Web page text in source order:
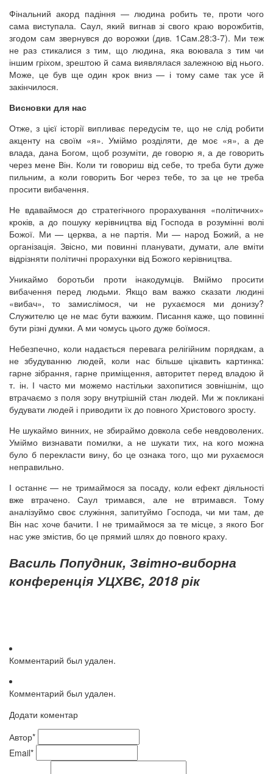
Фінальний акорд падіння — людина робить те, проти чого
сама виступала. Саул, який вигнав зі свого краю ворожбитів,
згодом сам звернувся до ворожки (див. 1Сам.28:3-7). Ми теж
не раз стикалися з тим, що людина, яка воювала з тим чи
іншим гріхом, зрештою й сама виявлялася залежною від нього.
Може, це був ще один крок вниз — і тому саме так усе й
закінчилося.
Висновки для нас
Отже, з цієї історії випливає передусім те, що не слід робити
акценту на своїм «я». Уміймо розділяти, де моє «я», а де
влада, дана Богом, щоб розуміти, де говорю я, а де говорить
через мене Він. Коли ти говориш від себе, то треба бути дуже
пильним, а коли говорить Бог через тебе, то за це не треба
просити вибачення.
Не вдаваймося до стратегічного прорахування «політичних»
кроків, а до пошуку керівництва від Господа в розумінні волі
Божої. Ми — церква, а не партія. Ми — народ Божий, а не
організація. Звісно, ми повинні планувати, думати, але вміти
відрізняти політичні прорахунки від Божого керівництва.
Уникаймо боротьби проти інакодумців. Вміймо просити
вибачення перед людьми. Якщо вам важко сказати людині
«вибач», то замислімося, чи не рухаємося ми донизу?
Служителю це не має бути важким. Писання каже, що повинні
бути різні думки. А ми чомусь цього дуже боїмося.
Небезпечно, коли надається перевага релігійним порядкам, а
не збудуванню людей, коли нас більше цікавить картинка:
гарне зібрання, гарне приміщення, авторитет перед владою й
т. ін. І часто ми можемо настільки захопитися зовнішнім, що
втрачаємо з поля зору внутрішній стан людей. Ми ж покликані
будувати людей і приводити їх до повного Христового зросту.
Не шукаймо винних, не збираймо довкола себе невдоволених.
Уміймо визнавати помилки, а не шукати тих, на кого можна
було б перекласти вину, бо це ознака того, що ми рухаємося
неправильно.
І останнє — не тримаймося за посаду, коли ефект діяльності
вже втрачено. Саул тримався, але не втримався. Тому
аналізуймо своє служіння, запитуймо Господа, чи ми там, де
Він нас хоче бачити. І не тримаймося за те місце, з якого Бог
нас уже змістив, бо це прямий шлях до повного краху.
Василь Попудник, Звітно-виборна
конференція УЦХВЄ, 2018 рік
Комментарий был удален.
Комментарий был удален.
Додати коментар
Автор*
Email*